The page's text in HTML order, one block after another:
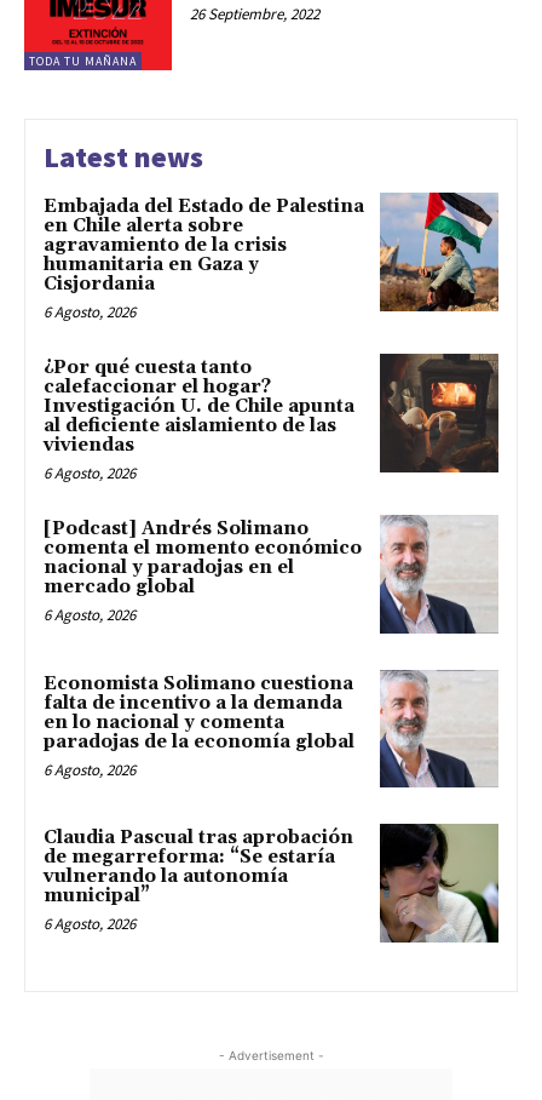
TODA TU MAÑANA
26 Septiembre, 2022
Latest news
Embajada del Estado de Palestina
en Chile alerta sobre
agravamiento de la crisis
humanitaria en Gaza y
Cisjordania
6 Agosto, 2026
¿Por qué cuesta tanto
calefaccionar el hogar?
Investigación U. de Chile apunta
al deficiente aislamiento de las
viviendas
6 Agosto, 2026
[Podcast] Andrés Solimano
comenta el momento económico
nacional y paradojas en el
mercado global
6 Agosto, 2026
Economista Solimano cuestiona
falta de incentivo a la demanda
en lo nacional y comenta
paradojas de la economía global
6 Agosto, 2026
Claudia Pascual tras aprobación
de megarreforma: “Se estaría
vulnerando la autonomía
municipal”
6 Agosto, 2026
- Advertisement -